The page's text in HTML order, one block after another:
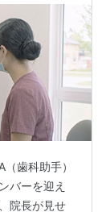
歯科助手）
バーを迎え
院長が見せ